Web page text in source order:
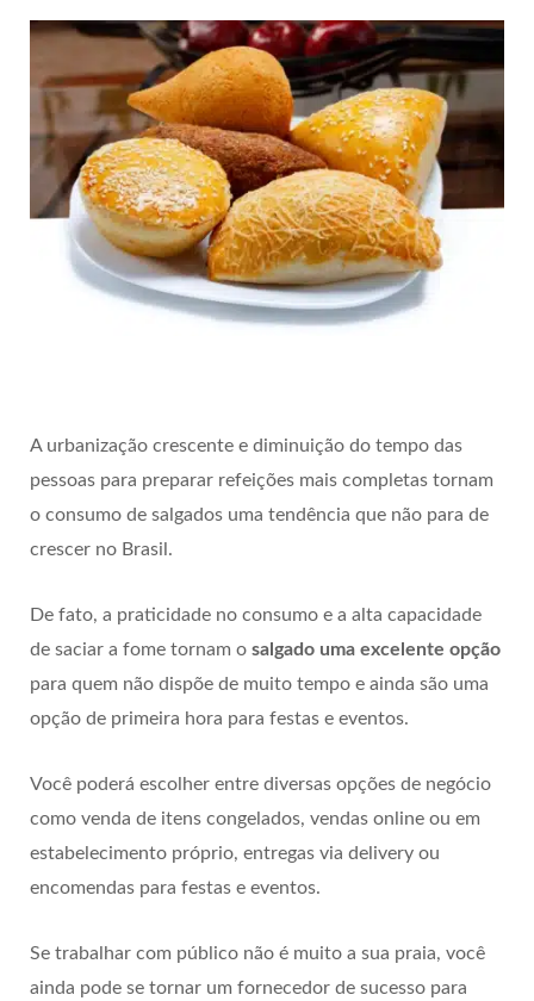
A urbanização crescente e diminuição do tempo das
pessoas para preparar refeições mais completas tornam
o consumo de salgados uma tendência que não para de
crescer no Brasil.
De fato, a praticidade no consumo e a alta capacidade
de saciar a fome tornam o salgado uma excelente opção
para quem não dispõe de muito tempo e ainda são uma
opção de primeira hora para festas e eventos.
Você poderá escolher entre diversas opções de negócio
como venda de itens congelados, vendas online ou em
estabelecimento próprio, entregas via delivery ou
encomendas para festas e eventos.
Se trabalhar com público não é muito a sua praia, você
ainda pode se tornar um fornecedor de sucesso para